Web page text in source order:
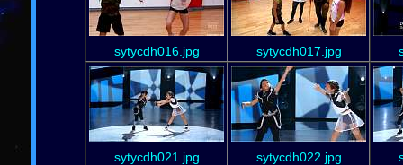
sytycdh016.jpg sytycdh017.jpg
sytycdh021.jpg sytycdh022.jpg